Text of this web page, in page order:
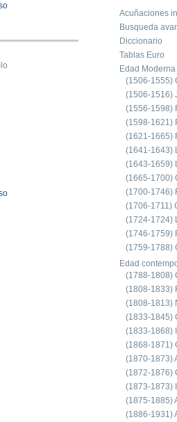
Acuñaciones
Busqueda
Diccionario
Tablas Euro
Edad
(1506-1555)
(1506-1516)
(1556-1598)
(1598-1621)
(1621-1665)
(1641-1643)
(1643-1659)
(1665-1700)
(1700-1746)
(1706-1711)
(1724-1724)
(1746-1759)
(1759-1788)
Edad
(1788-1808)
(1808-1833)
(1808-1813)
(1833-1845)
(1833-1868)
(1868-1871)
(1870-1873)
(1872-1876)
(1873-1873)
(1875-1885)
(1886-1931)